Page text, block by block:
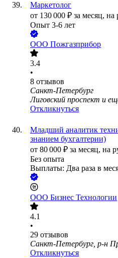
Маркетолог
от 130 000 ₽ за месяц, на
Опыт 3-6 лет
ООО Пожгазприбор
3.4
•
8 отзывов
Санкт-Петербург
Лиговский проспект и
Откликнуться
Младший аналитик
знанием бухгалтерии)
от 80 000 ₽ за месяц, на
Без опыта
Выплаты: Два раза в
ООО Бизнес Технологии
4.1
•
29 отзывов
Санкт-Петербург, р-н
Откликнуться